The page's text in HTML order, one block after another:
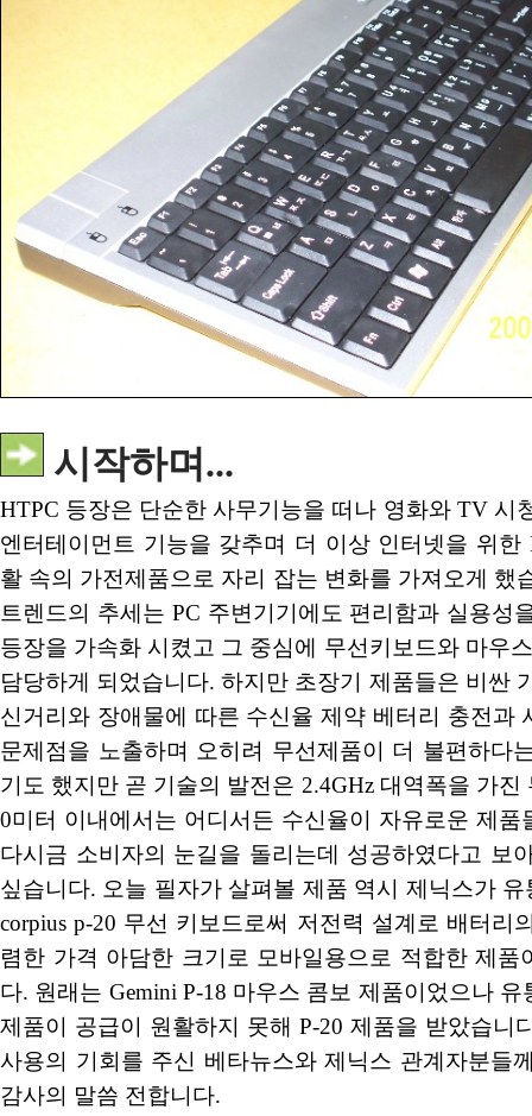
시작하며...
HTPC 등장은 단순한 사무기능을 떠나 영화와 TV 시
엔터테이먼트 기능을 갖추며 더 이상 인터넷을 위한
활 속의 가전제품으로 자리 잡는 변화를 가져오게 했
트렌드의 추세는 PC 주변기기에도 편리함과 실용성
등장을 가속화 시켰고 그 중심에 무선키보드와 마우
담당하게 되었습니다. 하지만 초장기 제품들은 비싼
신거리와 장애물에 따른 수신율 제약 베터리 충전과
문제점을 노출하며 오히려 무선제품이 더 불편하다
기도 했지만 곧 기술의 발전은 2.4GHz 대역폭을 가진
0미터 이내에서는 어디서든 수신율이 자유로운 제품
다시금 소비자의 눈길을 돌리는데 성공하였다고 보
싶습니다. 오늘 필자가 살펴볼 제품 역시 제닉스가 유
corpius p-20 무선 키보드로써 저전력 설계로 배터리
렴한 가격 아담한 크기로 모바일용으로 적합한 제품
다. 원래는 Gemini P-18 마우스 콤보 제품이었으나 유
제품이 공급이 원활하지 못해 P-20 제품을 받았습니
사용의 기회를 주신 베타뉴스와 제닉스 관계자분들
감사의 말씀 전합니다.